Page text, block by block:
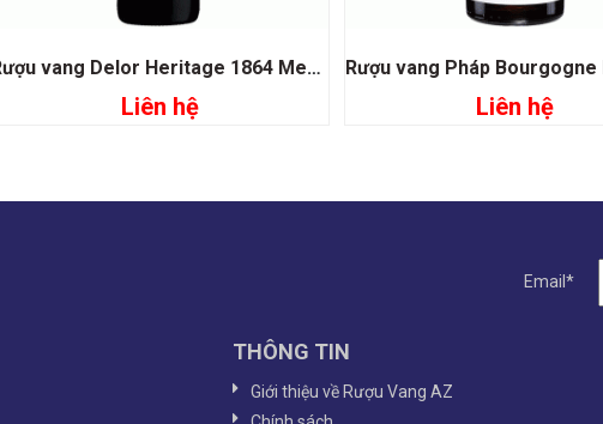
Đọc tiếp
Rượu vang Delor Heritage 1864 Medoc
Liên hệ
Đọc tiếp
Liên hệ
Email*
THÔNG TIN
Giới thiệu về Rượu Vang AZ